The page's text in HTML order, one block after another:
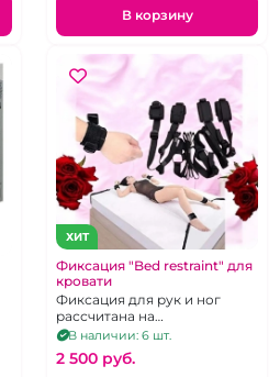
В корзину
ХИТ
Фиксация "Bed restraint" для
кровати
Фиксация для рук и ног
рассчитана на
полутороспальную кровать
шириной 90-110 см.
В наличии: 6 шт.
2 500 pуб.